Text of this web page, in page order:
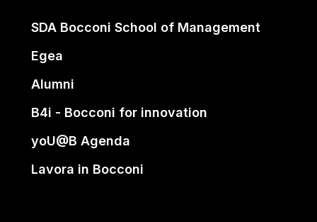
SDA Bocconi School of Management
Egea
Alumni
B4i - Bocconi for innovation
yoU@B Agenda
Lavora in Bocconi